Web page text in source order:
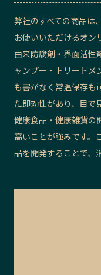
弊社のすべての商品は
お使いいただけるオン
由来防腐剤・界面活性
ャンプー・トリートメ
も害がなく常温保存も
た即効性があり、目で
健康食品・健康雑貨の
高いことが強みです。
品を開発することで、